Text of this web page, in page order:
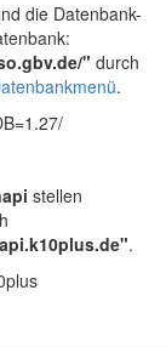
die Datenbank-
" durch
.
stellen
.